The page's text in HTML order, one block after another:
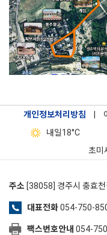
개인정보처리방침
내일18°C
초미
주소 [38058] 경주시 충효
대표전화054-750-
팩스번호안내 054-